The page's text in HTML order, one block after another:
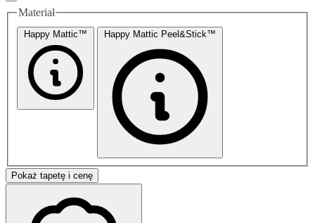
Materiał
Happy Mattic™ Happy Mattic Peel&Stick™
Pokaż tapetę i cenę